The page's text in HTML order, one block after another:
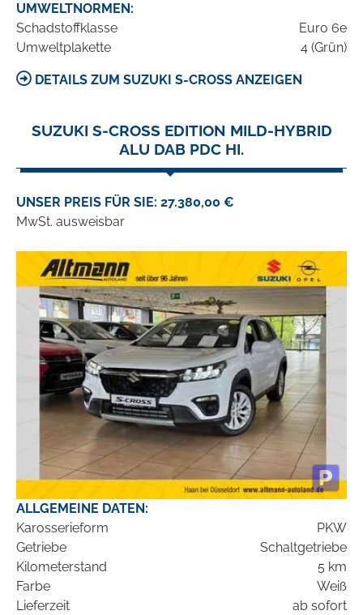
UMWELTNORMEN:
Schadstoffklasse
Euro 6e
Umweltplakette
4 (Grün)
DETAILS ZUM SUZUKI S-CROSS ANZEIGEN
SUZUKI S-CROSS EDITION MILD-HYBRID
ALU DAB PDC HI.
UNSER PREIS FÜR SIE: 27.380,00 €
MwSt. ausweisbar
ALLGEMEINE DATEN:
Karosserieform
PKW
Getriebe
Schaltgetriebe
Kilometerstand
5 km
Farbe
Weiß
Lieferzeit
ab sofort